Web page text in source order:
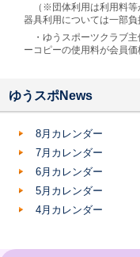
（※団体利用は利用料
器具利用については一部負
・ゆうスポーツクラブ
ーコピーの使用料が会員価
ゆうスポNews
8月カレンダー
7月カレンダー
6月カレンダー
5月カレンダー
4月カレンダー